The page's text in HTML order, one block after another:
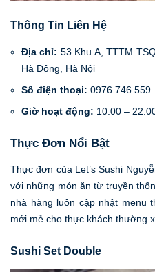
Thông Tin Liên Hệ
Địa chỉ: 53 Khu A, TTTM
Hà Đông, Hà Nội
Số điện thoại: 0976 746 559
Giờ hoạt động: 10:00 –
Thực Đơn Nổi Bật
Thực đơn của Let’s Sushi
với những món ăn từ truyền
nhà hàng luôn cập nhật menu
mới mẻ cho thực khách thường
Sushi Set Double